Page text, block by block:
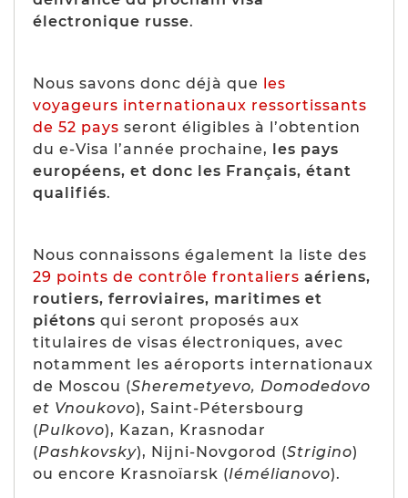
électronique russe.
Nous savons donc déjà que
les
voyageurs internationaux ressortissants
de 52 pays seront éligibles à l’obtention
du e-Visa l’année prochaine,
les pays
européens, et donc les Français, étant
qualifiés.
Nous connaissons également la liste des
29 points de contrôle frontaliers aériens,
routiers, ferroviaires, maritimes et
piétons qui seront proposés aux
titulaires de visas électroniques, avec
notamment les aéroports internationaux
de Moscou (Sheremetyevo, Domodedovo
et Vnoukovo), Saint-Pétersbourg
(Pulkovo), Kazan, Krasnodar
(Pashkovsky), Nijni-Novgorod (Strigino)
ou encore Krasnoïarsk (Iémélianovo).